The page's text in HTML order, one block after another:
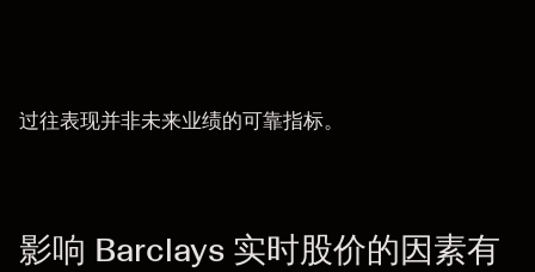
过往表现并非未来业绩的可靠指标。
影响 Barclays 实时股价的因素有